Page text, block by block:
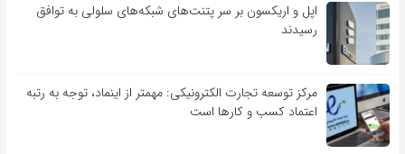
اپل و اریکسون بر سر پتنت‌های شبکه‌های سلولی به توافق
رسیدند
مرکز توسعه تجارت الکترونیکی: مهمتر از اینماد، توجه به رتبه
اعتماد کسب و کارها است